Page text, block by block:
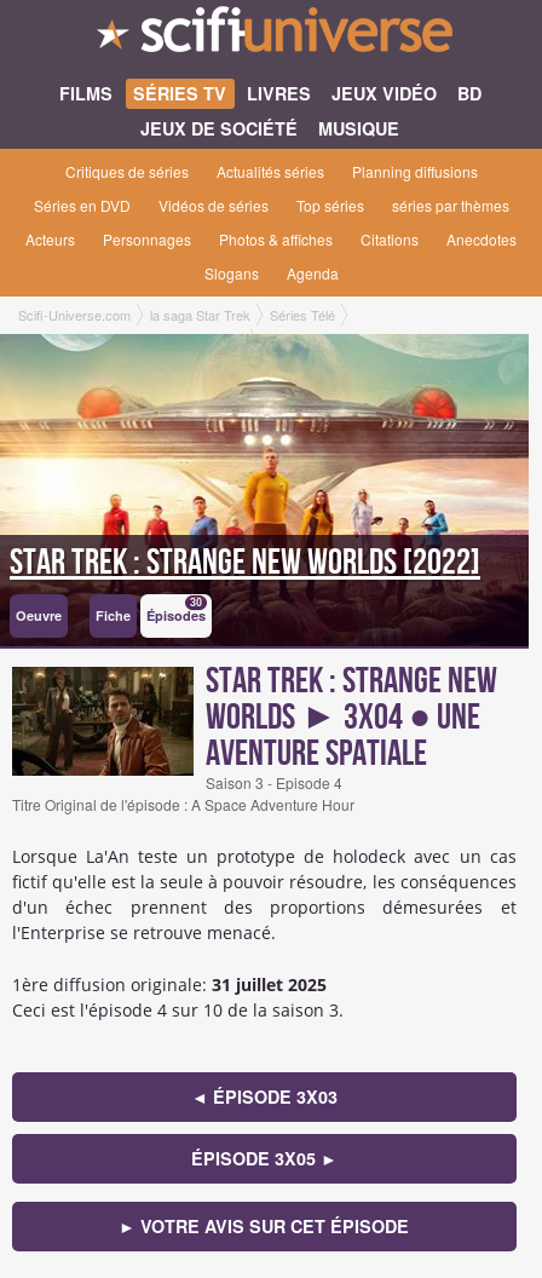
FILMS SÉRIES TV LIVRES JEUX VIDÉO
BD
JEUX DE SOCIÉTÉ
MUSIQUE
Critiques de séries Actualités séries
Planning diffusions
Séries en DVD
Vidéos de séries Top séries
séries par thèmes
Acteurs
Personnages Photos & affiches Citations
Anecdotes
Slogans
Agenda
Scifi-Universe.com la saga Star Trek
Séries Télé
Star Trek : Strange New Worlds [2022]
Star Trek : Strange New Worlds saison 3
3x04 ● Une aventure spatiale
Star Trek : Strange New Worlds [2022]
Oeuvre Fiche Épisodes
30
Star Trek : Strange New
Worlds ► 3x04 ● Une
aventure spatiale
Saison 3 - Episode 4
Titre Original de l'épisode : A Space Adventure Hour
Lorsque La'An teste un prototype de holodeck avec un cas
fictif qu'elle est la seule à pouvoir résoudre, les conséquences
d'un échec prennent des proportions démesurées et
l'Enterprise se retrouve menacé.
1ère diffusion originale: 31 juillet 2025
Ceci est l'épisode 4 sur 10 de la saison 3.
◄ ÉPISODE 3X03
ÉPISODE 3X05 ►
► VOTRE AVIS SUR CET ÉPISODE